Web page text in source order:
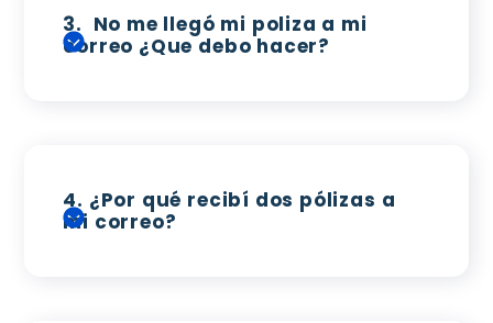
3. No me llegó mi poliza a mi
correo ¿Que debo hacer?
4. ¿Por qué recibí dos pólizas a
mi correo?